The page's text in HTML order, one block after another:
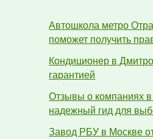
Автошкола метро
поможет получить
Кондиционер в
гарантией
Отзывы о компаниях
надежный гид для
Завод РБУ в Москве